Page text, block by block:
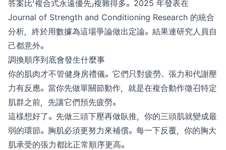
答案比「複合式永遠優先」複雜得多。2025 年發表在
Journal of Strength and Conditioning Research 的統合
分析，終於用數據為這場爭論做出定論。結果連研究人員自
己都意外。
調換順序到底會發生什麼事
你的肌肉才不管健身房禮儀。它們只對疲勞、張力和代謝壓
力有反應。當你先做單關節動作，就是在複合動作徵召特定
肌群之前，先讓它們預先疲勞。
這樣想好了。先做三頭下壓再做臥推，你的三頭肌就變成最
弱的環節。胸肌必須更努力來補償。每一下反覆，你的胸大
肌承受的張力都比正常順序更高。